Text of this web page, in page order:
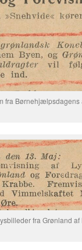
fra Børnehjælpsdagens
fra Grønland